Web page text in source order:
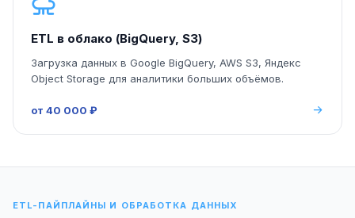
ETL в облако (BigQuery, S3)
Загрузка данных в Google BigQuery, AWS S3, Яндекс
Object Storage для аналитики больших объёмов.
от 40 000 ₽
ETL-ПАЙПЛАЙНЫ И ОБРАБОТКА ДАННЫХ